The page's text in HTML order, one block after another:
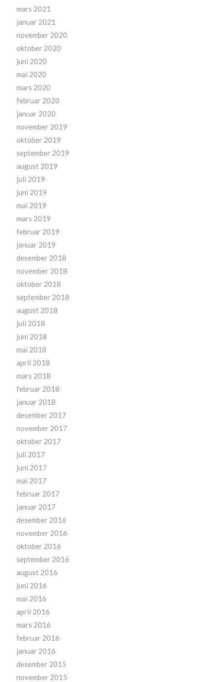
mars 2021
januar 2021
november 2020
oktober 2020
juni 2020
mai 2020
mars 2020
februar 2020
januar 2020
november 2019
oktober 2019
september 2019
august 2019
juli 2019
juni 2019
mai 2019
mars 2019
februar 2019
januar 2019
desember 2018
november 2018
oktober 2018
september 2018
august 2018
juli 2018
juni 2018
mai 2018
april 2018
mars 2018
februar 2018
januar 2018
desember 2017
november 2017
oktober 2017
juli 2017
juni 2017
mai 2017
februar 2017
januar 2017
desember 2016
november 2016
oktober 2016
september 2016
august 2016
juni 2016
mai 2016
april 2016
mars 2016
februar 2016
januar 2016
desember 2015
november 2015